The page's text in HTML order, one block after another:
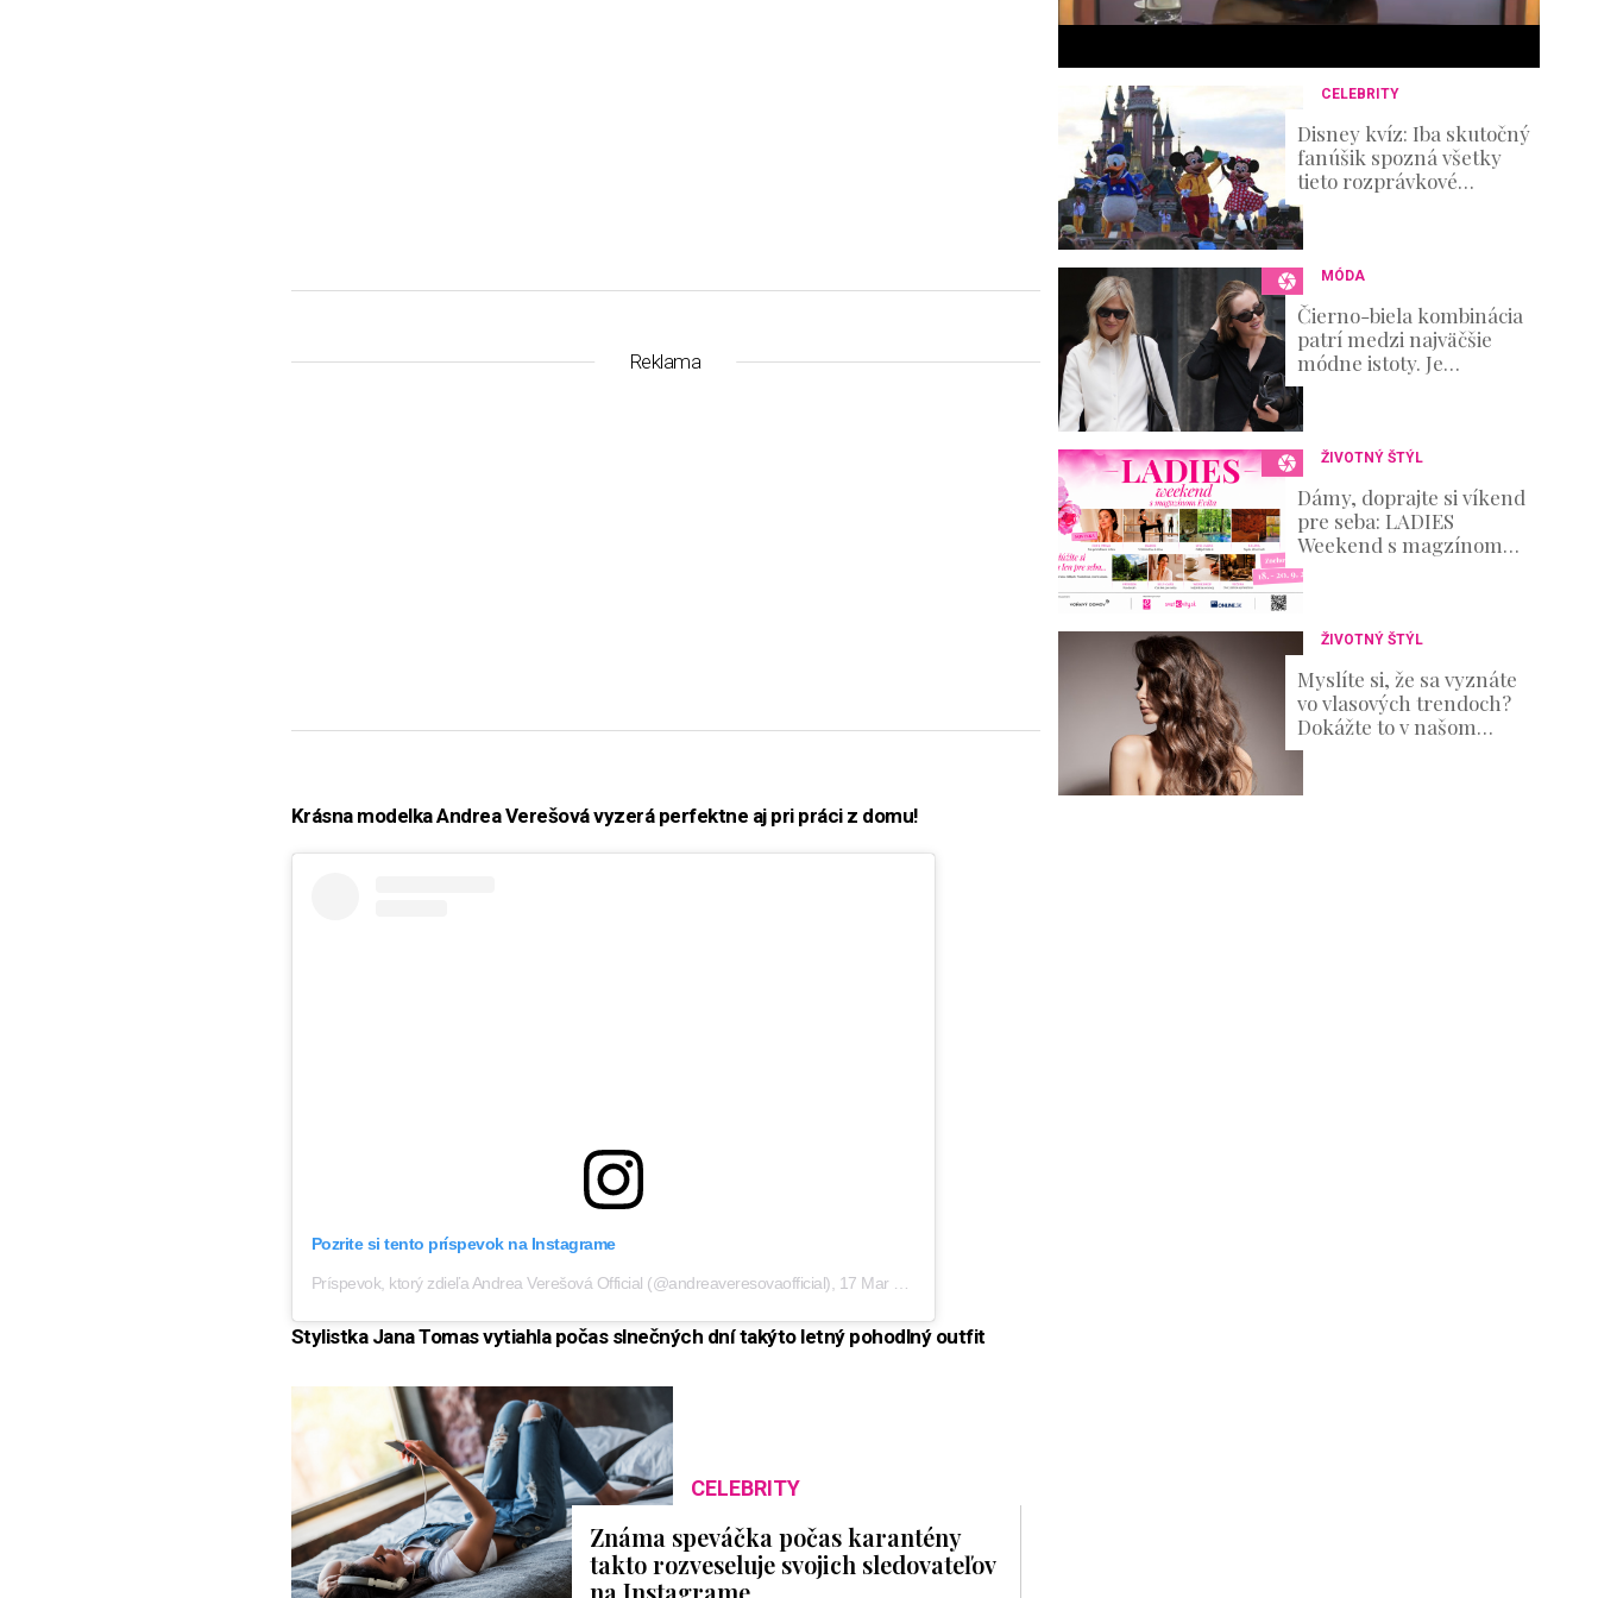
Reklama
Krásna modelka Andrea Verešová vyzerá perfektne aj pri práci z domu!
Pozrite si tento príspevok na Instagrame
Príspevok, ktorý zdieľa Andrea Verešová Official (@andreaveresovaofficial) 17 Mar 2020 o 10:28 PDT
Stylistka Jana Tomas vytiahla počas slnečných dní takýto letný pohodlný outfit
CELEBRITY
Známa speváčka počas karantény
takto rozveseluje svojich sledovateľov
s
e
u
m
e
0
%
CELEBRITY
Disney kvíz: Iba skutočný
fanúšik spozná všetky
tieto rozprávkové
postavičky!
MÓDA
Čierno-biela kombinácia
patrí medzi najväčšie
módne istoty. Je
elegantná, nadčasová a
zároveň ponúka
nekonečné možnosti
ŽIVOTNÝ ŠTÝL
Dámy, doprajte si víkend
pre seba: LADIES
Weekend s magzínom
Evita prinesie oddych aj
množstvo inšpirácie
ŽIVOTNÝ ŠTÝL
Myslíte si, že sa vyznáte
vo vlasových trendoch?
Dokážte to v našom
KVÍZE!